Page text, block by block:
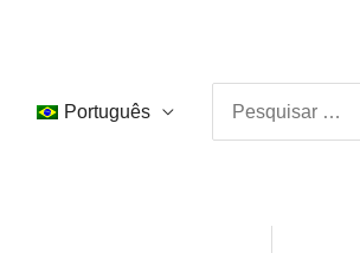
Português